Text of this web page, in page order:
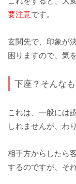
要注意です。
玄関先で、印象が
困りますので、 気
下座？そんな
これは、一般には
しれませんが、わ
相手方からしたら
するのですが 、そ